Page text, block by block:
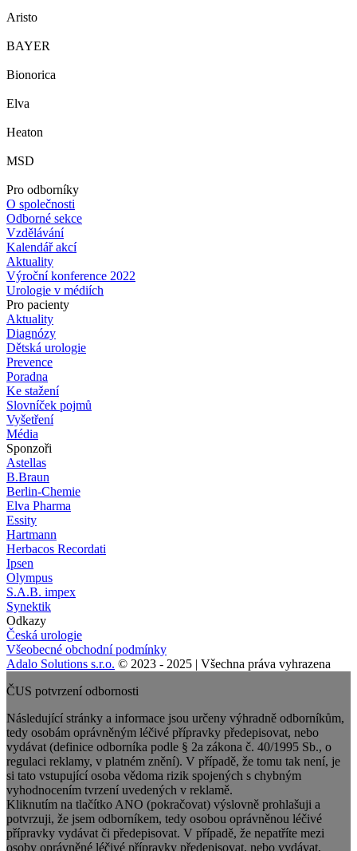
Aristo
BAYER
Bionorica
Elva
Heaton
MSD
Pro odborníky
O společnosti
Odborné sekce
Vzdělávání
Kalendář akcí
Aktuality
Výroční konference 2022
Urologie v médiích
Pro pacienty
Aktuality
Diagnózy
Dětská urologie
Prevence
Poradna
Ke stažení
Slovníček pojmů
Vyšetření
Média
Sponzoři
Astellas
B.Braun
Berlin-Chemie
Elva Pharma
Essity
Hartmann
Herbacos Recordati
Ipsen
Olympus
S.A.B. impex
Synektik
Odkazy
Česká urologie
Všeobecné obchodní podmínky
Adalo Solutions s.r.o. ©️ 2023 - 2025 | Všechna práva vyhrazena
ČUS potvrzení odbornosti
Následující stránky a informace jsou určeny výhradně odborníkům,
tedy osobám oprávněným léčivé přípravky předepisovat, nebo
vydávat (definice odborníka podle § 2a zákona č. 40/1995 Sb., o
regulaci reklamy, v platném znění). V případě, že tomu tak není, je
si tato vstupující osoba vědoma rizik spojených s chybným
vyhodnocením tvrzení uvedených v reklamě.
Kliknutím na tlačítko ANO (pokračovat) výslovně prohlašuji a
potvrzuji, že jsem odborníkem, tedy osobou oprávněnou léčivé
přípravky vydávat či předepisovat. V případě, že nepatříte mezi
osoby oprávněné léčivé přípravky předepisovat, nebo vydávat,